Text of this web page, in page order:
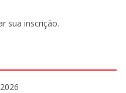
sua inscrição.